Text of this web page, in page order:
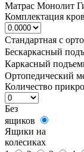
Матрас Монолит
Комплектация
Стандартная с
Бескаркасный
Каркасный
Ортопедический
Количество
Без
ящиков
Ящики на
колесиках